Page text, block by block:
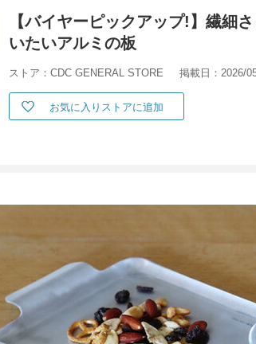
【バイヤーピックアップ!】繊細
いたいアルミの板
ストア：CDC GENERAL STORE 掲載日：2026/
お気に入りストアに追加